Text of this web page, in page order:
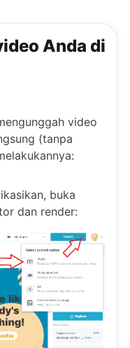
Anda di
video
(tanpa
buka
dan render: